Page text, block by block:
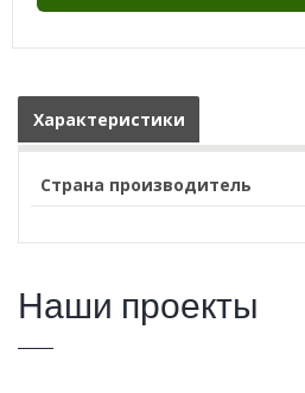
Характеристики
Страна производитель
Наши проекты